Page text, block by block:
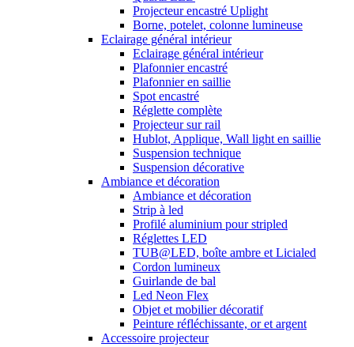
Projecteur encastré Uplight
Borne, potelet, colonne lumineuse
Eclairage général intérieur
Eclairage général intérieur
Plafonnier encastré
Plafonnier en saillie
Spot encastré
Réglette complète
Projecteur sur rail
Hublot, Applique, Wall light en saillie
Suspension technique
Suspension décorative
Ambiance et décoration
Ambiance et décoration
Strip à led
Profilé aluminium pour stripled
Réglettes LED
TUB@LED, boîte ambre et Licialed
Cordon lumineux
Guirlande de bal
Led Neon Flex
Objet et mobilier décoratif
Peinture réfléchissante, or et argent
Accessoire projecteur